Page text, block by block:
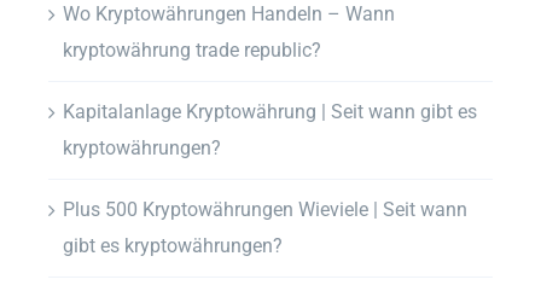
Wo Kryptowährungen Handeln – Wann
kryptowährung trade republic?
Kapitalanlage Kryptowährung | Seit wann gibt es
kryptowährungen?
Plus 500 Kryptowährungen Wieviele | Seit wann
gibt es kryptowährungen?